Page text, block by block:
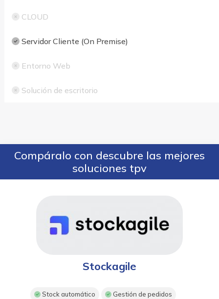
CLOUD
Servidor Cliente (On Premise)
Entorno Web
Solución de escritorio
Compáralo con descubre las mejores
soluciones tpv
Stockagile
Stock automático Gestión de pedidos